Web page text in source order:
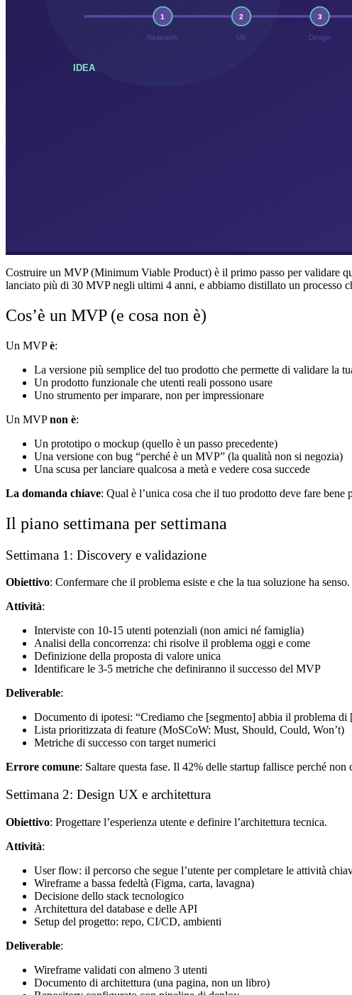
Costruire un MVP (Minimum Viable Product) è il primo passo per validare
lanciato più di 30 MVP negli ultimi 4 anni, e abbiamo distillato un processo
Cos’è un MVP (e cosa non è)
Un MVPè:
La versione più semplice del tuo prodotto che permette di validare la
Un prodotto funzionale che utenti reali possono usare
Uno strumento per imparare, non per impressionare
Un MVPnon è:
Un prototipo o mockup (quello è un passo precedente)
Una versione con bug “perché è un MVP” (la qualità non si negozia)
Una scusa per lanciare qualcosa a metà e vedere cosa succede
La domanda chiave: Qual è l’unica cosa che il tuo prodotto deve fare bene
Il piano settimana per settimana
Settimana 1: Discovery e validazione
Obiettivo: Confermare che il problema esiste e che la tua soluzione ha senso.
Attività:
Interviste con 10-15 utenti potenziali (non amici né famiglia)
Analisi della concorrenza: chi risolve il problema oggi e come
Definizione della proposta di valore unica
Identificare le 3-5 metriche che definiranno il successo del MVP
Deliverable:
Documento di ipotesi: “Crediamo che [segmento] abbia il problema
Lista prioritizzata di feature (MoSCoW: Must, Should, Could, Won’t)
Metriche di successo con target numerici
Errore comune: Saltare questa fase. Il 42% delle startup fallisce perché
Settimana 2: Design UX e architettura
Obiettivo: Progettare l’esperienza utente e definire l’architettura tecnica.
Attività:
User flow: il percorso che segue l’utente per completare le attività
Wireframe a bassa fedeltà (Figma, carta, lavagna)
Decisione dello stack tecnologico
Architettura del database e delle API
Setup del progetto: repo, CI/CD, ambienti
Deliverable:
Wireframe validati con almeno 3 utenti
Documento di architettura (una pagina, non un libro)